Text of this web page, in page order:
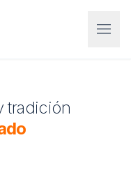
menu
tradición